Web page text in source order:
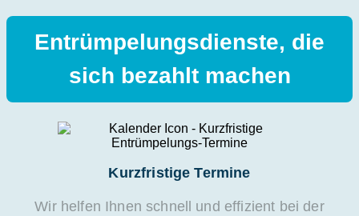
Entrümpelungsdienste, die
sich bezahlt machen
Kurzfristige Termine
Wir helfen Ihnen schnell und effizient bei der